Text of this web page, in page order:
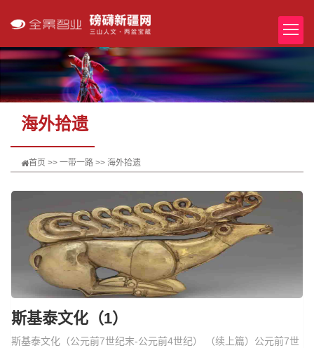
海外拾遗
首页 >> 一带一路 >> 海外拾遗
斯基泰文化（1）
斯基泰文化（公元前7世纪末-公元前4世纪） （续上篇）公元前7世